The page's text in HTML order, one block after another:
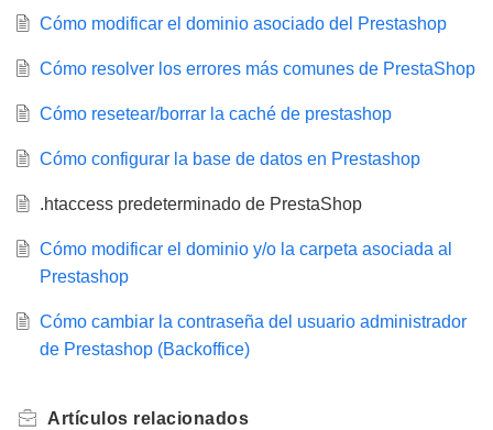
Cómo modificar el dominio asociado del Prestashop
Cómo resolver los errores más comunes de PrestaShop
Cómo resetear/borrar la caché de prestashop
Cómo configurar la base de datos en Prestashop
.htaccess predeterminado de PrestaShop
Cómo modificar el dominio y/o la carpeta asociada al
Prestashop
Cómo cambiar la contraseña del usuario administrador
de Prestashop (Backoffice)
Artículos relacionados